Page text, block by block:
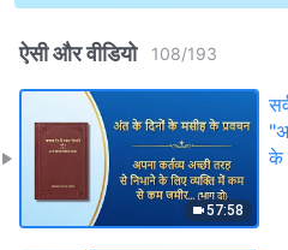
ऐसी और वीडियो 108/193
57:58
के